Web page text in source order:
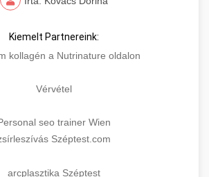
Kiemelt Partnereink:
kollagén a Nutrinature oldalon
Vérvétel
seo trainer Wien
Széptest.com
arcplasztika Széptest